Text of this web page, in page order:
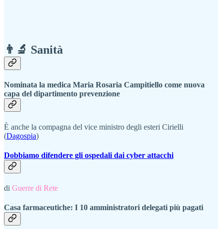
👨‍🔬 Sanità
Nominata la medica Maria Rosaria Campitiello come nuova
capa del dipartimento prevenzione
È anche la compagna del vice ministro degli esteri Cirielli
(Dagospia)
Dobbiamo difendere gli ospedali dai cyber attacchi
di Guerre di Rete
Casa farmaceutiche: I 10 amministratori delegati più pagati